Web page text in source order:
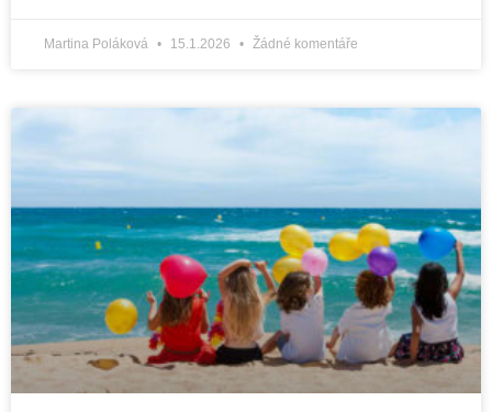
Martina Poláková 15.1.2026 Žádné komentáře